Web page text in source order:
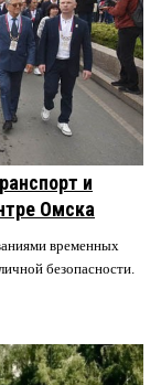
и
Омска
временных
безопасности.